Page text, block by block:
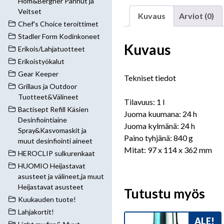
Veitset
Chef's Choice teroittimet
Stadler Form Kodinkoneet
Erikois/Lahjatuotteet
Erikoistyökalut
Gear Keeper
Grillaus ja Outdoor
Tuotteet&Välineet
Bactisept Refill Käsien
Desinfiointiaine
Spray&Kasvomaskit ja
muut desinfiointi aineet
HEROCLIP sulkurenkaat
HUOMIO Heijastavat
asusteet ja välineet,ja muut
Heijastavat asusteet
Kuukauden tuote!
Lahjakortit!
Kuvaus Arviot (0)
Kuvaus
Tekniset tiedot
Tilavuus: 1 l
Juoma kuumana: 24 h
Juoma kylmänä: 24 h
Paino tyhjänä: 840 g
Mitat: 97 x 114 x 362 mm
Tutustu myös
ALE!